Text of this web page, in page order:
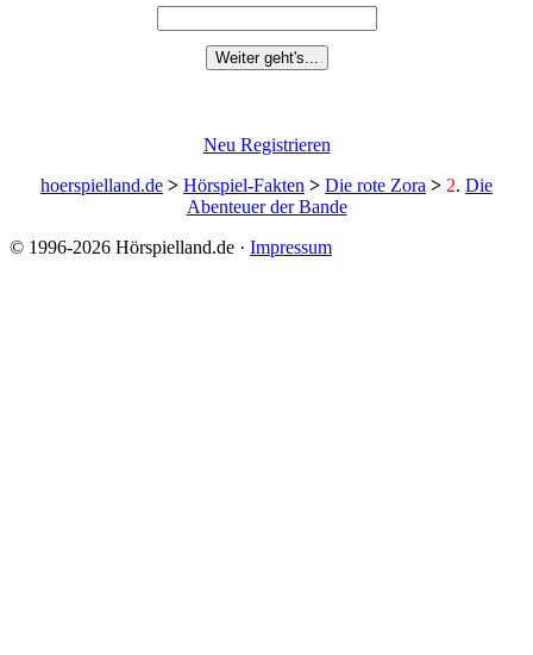
Neu Registrieren
hoerspielland.de > Hörspiel-Fakten > Die rote Zora > 2. Die
Abenteuer der Bande
© 1996-2026 Hörspielland.de · Impressum